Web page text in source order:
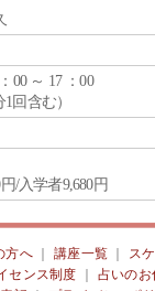
00 ～ 17 ：00
1回含む）
/入学者9,680円
方へ 講座一覧
ス
センス制度
占いのお